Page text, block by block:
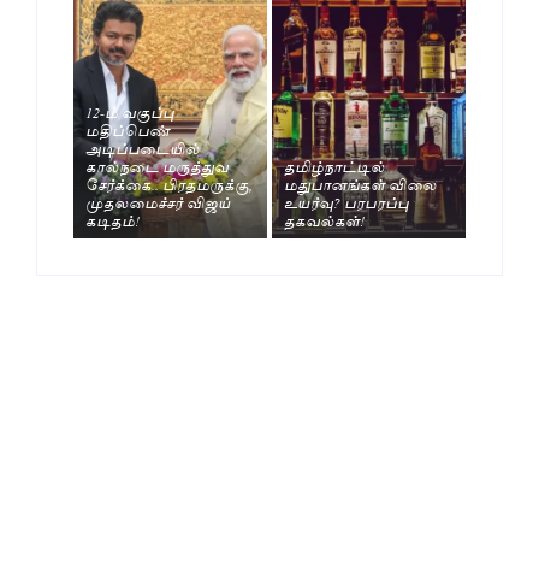
12-ம் வகுப்பு
மதிப்பெண்
அடிப்படையில்
கால்நடை மருத்துவ
சேர்க்கை.. பிரதமருக்கு,
முதலமைச்சர் விஜய்
கடிதம்!
தமிழ்நாட்டில்
மதுபானங்கள் விலை
உயர்வு? பரபரப்பு
தகவல்கள்!